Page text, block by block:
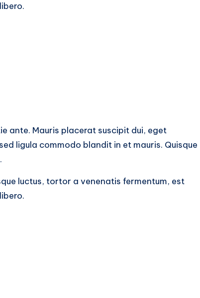
ante. Mauris placerat suscipit dui, eget
ligula commodo blandit in et mauris. Quisque
luctus, tortor a venenatis fermentum, est